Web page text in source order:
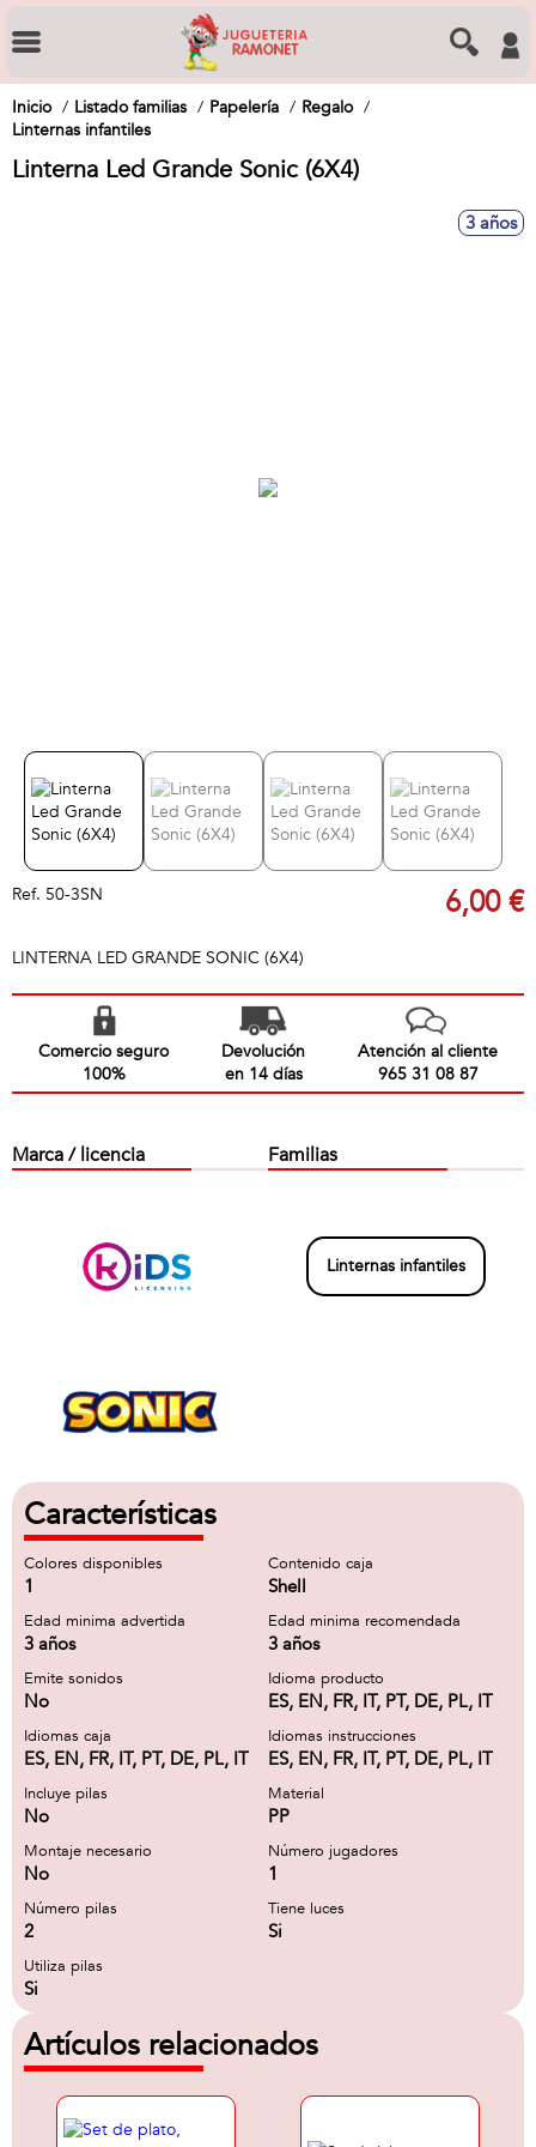
Inicio Listado familias Papelería
Regalo
Linternas infantiles
Linterna Led Grande Sonic (6X4)
3 años
Ref. 50-3SN 6,00 €
LINTERNA LED GRANDE SONIC (6X4)
Comercio seguro
100%
Devolución
en 14 días
Atención al cliente
965 31 08 87
Marca / licencia Familias
Linternas infantiles
Características
Colores disponibles
1
Contenido caja
Shell
Edad minima advertida
3 años
Edad minima recomendada
3 años
Emite sonidos
No
Idioma producto
ES, EN, FR, IT, PT, DE, PL, IT
Idiomas caja
ES, EN, FR, IT, PT, DE, PL, IT
Idiomas instrucciones
ES, EN, FR, IT, PT, DE, PL, IT
Incluye pilas
No
Material
PP
Montaje necesario
No
Número jugadores
1
Número pilas
2
Tiene luces
Si
Utiliza pilas
Si
Artículos relacionados